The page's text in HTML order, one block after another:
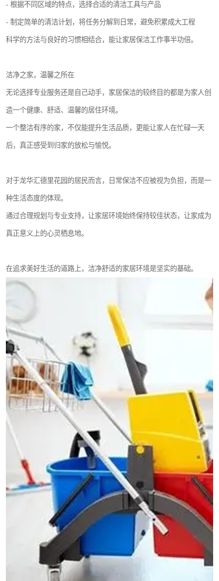
- 根据不同区域的特点，选择合适的清洁工具与产品
- 制定简单的清洁计划，将任务分解到日常，避免积累成大工程
科学的方法与良好的习惯相结合，能让家居保洁工作事半功倍。
洁净之家，温馨之所在
无论选择专业服务还是自己动手，家居保洁的较终目的都是为家人创
造一个健康、舒适、温馨的居住环境。
一个整洁有序的家，不仅能提升生活品质，更能让家人在忙碌一天
后，真正感受到归家的放松与愉悦。
对于龙华汇德里花园的居民而言，日常保洁不应被视为负担，而是一
种生活态度的体现。
通过合理规划与专业支持，让家居环境始终保持较佳状态，让家成为
真正意义上的心灵栖息地。
在追求美好生活的道路上，洁净舒适的家居环境是坚实的基础。